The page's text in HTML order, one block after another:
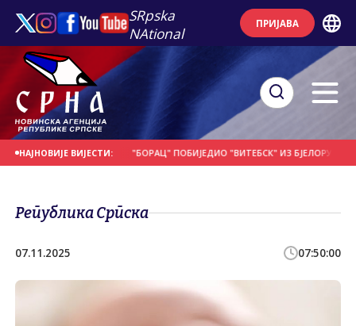
SRpska
NAtional
ПРИЈАВА
НАЈНОВИЈЕ ВИЈЕСТИ:
НА ДАНАШЊИ ДАН "БОРАЦ" ПОБИЈЕДИО "ВИТЕБСК" ИЗ БЈЕЛОРУСИЈЕ
Република Српска
07.11.2025 07:50:00